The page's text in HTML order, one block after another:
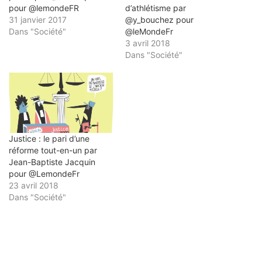
pour @lemondeFR
31 janvier 2017
Dans "Société"
d’athlétisme par
@y_bouchez ‏pour
@leMondeFr
3 avril 2018
Dans "Société"
Justice : le pari d’une
réforme tout-en-un par
Jean-Baptiste Jacquin
pour @LemondeFr
23 avril 2018
Dans "Société"